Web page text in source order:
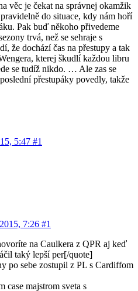
věc je čekat na správnej okamžik
do situace, kdy nám hoří
Pak buď někoho přivedeme
trvá, než se sehraje s
že dochází čas na přestupy a tak
kterej škudlí každou libru
se tudíž nikdo. … Ale zas se
přestupáky povedly, takže
5:47 #1
7:26 #1
na Caulkera z QPR aj keď
taký lepší per[/quote]
po sebe zostupil z PL s Cardiffom
case majstrom sveta s